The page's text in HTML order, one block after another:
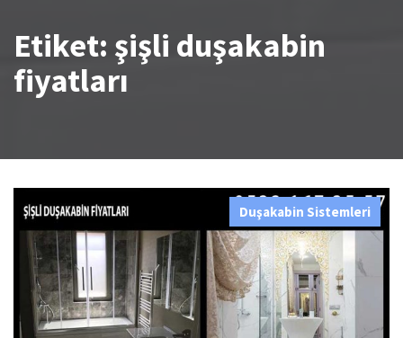
Etiket: şişli duşakabin
fiyatları
Duşakabin Sistemleri